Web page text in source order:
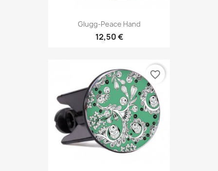
Glugg-Peace Hand
12,50 €
favorite_border